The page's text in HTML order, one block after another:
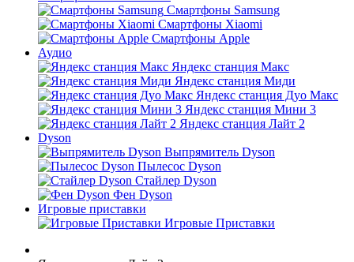
Смартфоны Samsung
Смартфоны Xiaomi
Смартфоны Apple
Аудио
Яндекс станция Макс
Яндекс станция Миди
Яндекс станция Дуо Макс
Яндекс станция Мини 3
Яндекс станция Лайт 2
Dyson
Выпрямитель Dyson
Пылесос Dyson
Стайлер Dyson
Фен Dyson
Игровые приставки
Игровые Приставки